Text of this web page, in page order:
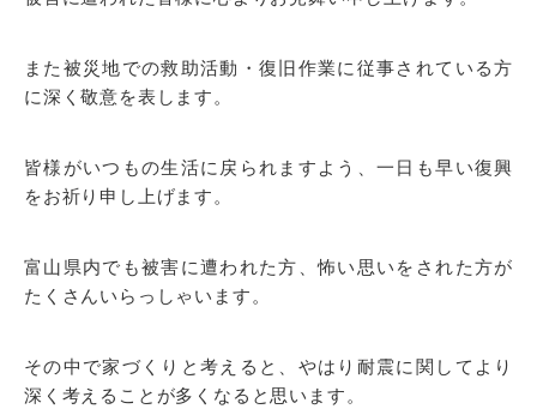
また被災地での救助活動・復旧作業に従事されている方
に深く敬意を表します。
皆様がいつもの生活に戻られますよう、一日も早い復興
をお祈り申し上げます。
富山県内でも被害に遭われた方、怖い思いをされた方が
たくさんいらっしゃいます。
その中で家づくりと考えると、やはり耐震に関してより
深く考えることが多くなると思います。